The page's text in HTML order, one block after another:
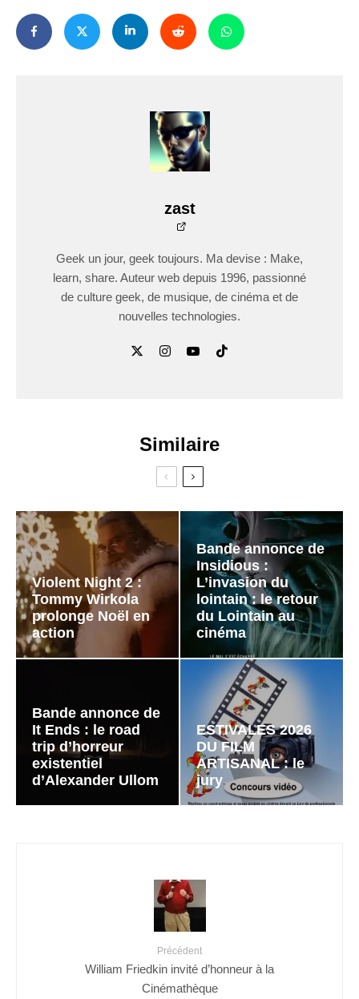
zast
Geek un jour, geek toujours. Ma devise : Make,
learn, share. Auteur web depuis 1996, passionné
de culture geek, de musique, de cinéma et de
nouvelles technologies.
Similaire
Violent Night 2 :
Tommy Wirkola
prolonge Noël en
action
Bande annonce de
Insidious :
L’invasion du
lointain : le retour
du Lointain au
cinéma
Bande annonce de
It Ends : le road
trip d’horreur
existentiel
d’Alexander Ullom
ESTIVALES 2026
DU FILM
ARTISANAL : le
jury
Précédent
William Friedkin invité d’honneur à la
Cinémathèque